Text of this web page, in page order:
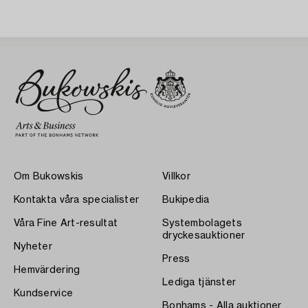
Om Bukowskis
Kontakta våra specialister
Våra Fine Art-resultat
Nyheter
Hemvärdering
Kundservice
Villkor
Bukipedia
Systembolagets
dryckesauktioner
Press
Lediga tjänster
Bonhams - Alla auktioner